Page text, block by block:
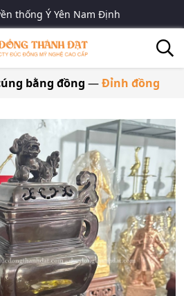
thống Ý Yên Nam Định
bằng đồng —Đỉnh đồng